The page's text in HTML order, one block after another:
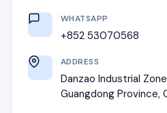
WHATSAPP
+852 53070568
ADDRESS
Danzao Industrial
Guangdong Province,